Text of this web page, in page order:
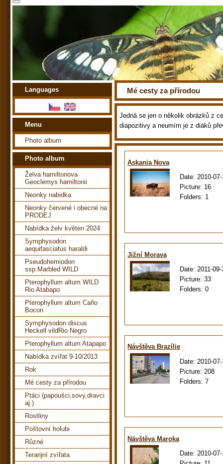
Mé cesty za přírodou
Jedná se jen o několik obrázků z
diapozitivy a neumím je z diáků
Askania Nova
Date: 2010-
Picture: 16
Folders: 1
Jižní Morava
Date: 2011-09-
Picture: 33
Folders: 0
Návštěva Brazílie
Date: 2010-
Picture: 208
Folders: 7
Návštěva Maroka
Date: 2010-
Languages
Menu
Photo album
Photo album
Želva hamiltonova
Geoclemys hamiltonii
Neonky nabidka
Neonky červené i obecné na
PRODEJ
Nabídka želv květen 2024
Symphysodon
aequifasciatus haraldi
Pseudohemiodon
ssp.Marbled WILD
Pterophyllum altum WILD
Rio Atabapo
Pterophyllum altum Caño
Bocon
Symphysodon discus
Heckell vildRio Negro
Pterophyllum altum Atapapo
Nabídka zvířat 9-10/2013
Rok
Mé cesty za přírodou
Ptáci (papoušci,sovy,dravci
aj.)
Rostliny
Poštovní holubi
Různé
Terarijní zvířata